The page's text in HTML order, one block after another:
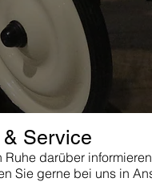
Service
darüber
Sie gerne bei uns in